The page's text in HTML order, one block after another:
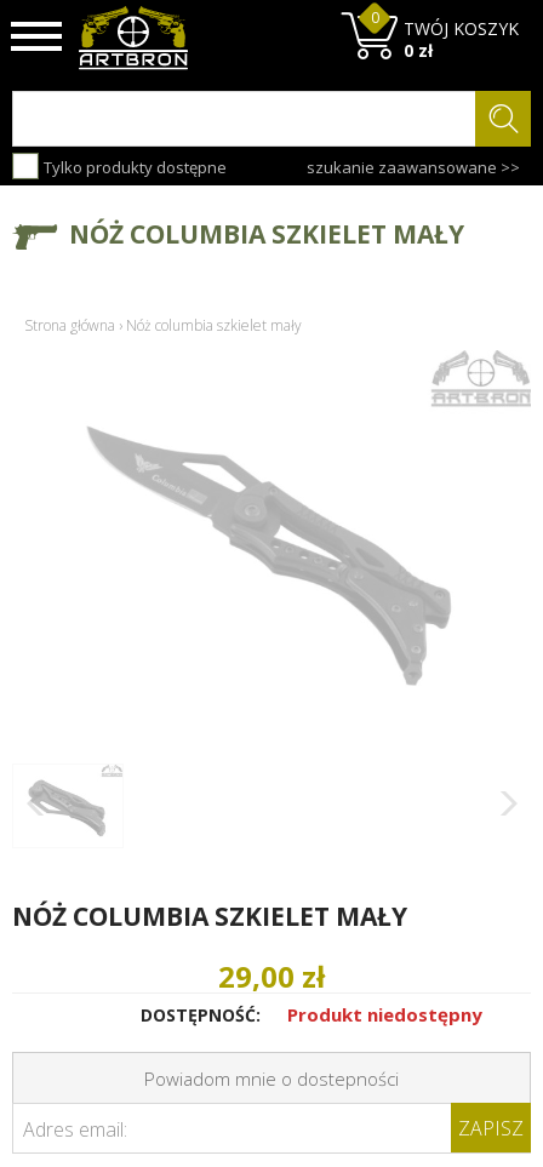
Tylko produkty dostępne szukanie zaawansowane >>
TWÓJ KOSZYK
0
0 zł
NÓŻ COLUMBIA SZKIELET MAŁY
Strona główna › Nóż columbia szkielet mały
NÓŻ COLUMBIA SZKIELET MAŁY
29,00 zł
DOSTĘPNOŚĆ: Produkt niedostępny
Powiadom mnie o dostepności
Adres email: ZAPISZ